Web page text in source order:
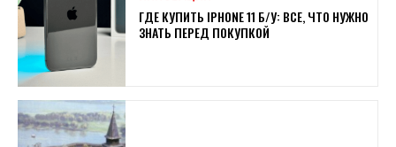
ГДЕ КУПИТЬ IPHONE 11 Б/У: ВСЕ, ЧТО НУЖНО
ЗНАТЬ ПЕРЕД ПОКУПКОЙ